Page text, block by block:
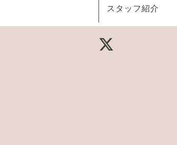
スタッフ紹介